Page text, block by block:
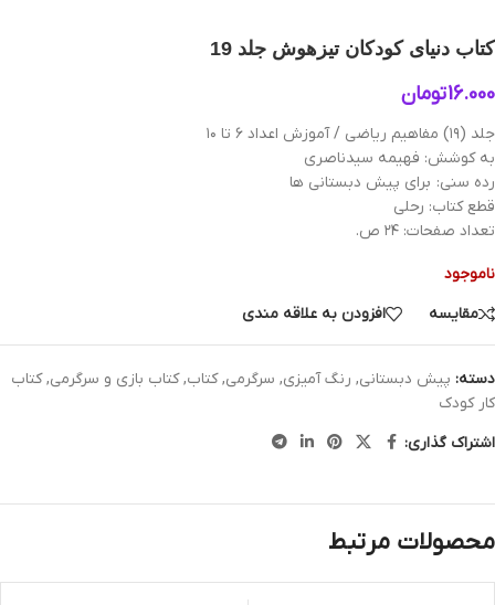
کتاب دنیای کودکان تیزهوش جلد 19
16.000تومان
جلد (۱۹) مفاهیم ریاضی / آموزش اعداد ۶ تا ۱۰
به کوشش: فهیمه سیدناصری
رده سنی: برای پیش دبستانی ها
قطع کتاب: رحلی
تعداد صفحات: ۲۴ ص.
ناموجود
مقایسه
افزودن به علاقه مندی
دسته: پیش دبستانی, رنگ آمیزی, سرگرمی, کتاب, کتاب بازی و سرگرمی, کتاب
کار کودک
اشتراک گذاری:
محصولات مرتبط